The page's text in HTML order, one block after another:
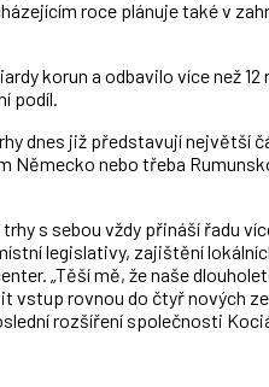
roce plánuje také v
korun a odbavilo více než
podíl.
dnes již představují největší
Německo nebo třeba
s sebou vždy přináší řadu
legislativy, zajištění
„Těší mě, že naše
vstup rovnou do čtyř nových
rozšíření společnosti